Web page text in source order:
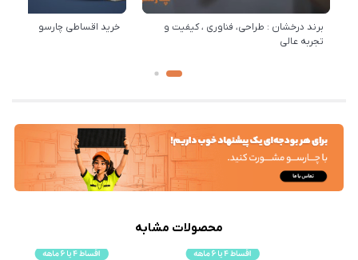
برند درخشان : طراحی، فناوری ، کیفیت و
تجربه عالی
خرید اقساطی چارسو
محصولات مشابه